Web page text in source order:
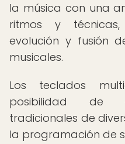
la música con una
ritmos y
evolución y fusión
musicales.
Los teclados
posibilidad de
tradicionales de
la programación de